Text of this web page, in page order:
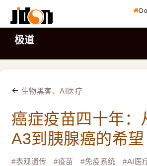
极道
生物黑客、AI医疗
癌症疫苗四十年：
A3到胰腺癌的希望
#表观遗传 #疫苗 #免疫系统 #AI医